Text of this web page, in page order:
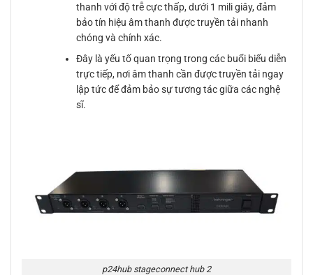
thanh với độ trễ cực thấp, dưới 1 mili giây, đảm
bảo tín hiệu âm thanh được truyền tải nhanh
chóng và chính xác.
Đây là yếu tố quan trọng trong các buổi biểu diễn
trực tiếp, nơi âm thanh cần được truyền tải ngay
lập tức để đảm bảo sự tương tác giữa các nghệ
sĩ.
p24hub stageconnect hub 2